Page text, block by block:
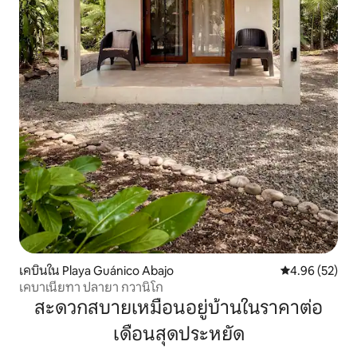
เคบินใน Playa Guánico Abajo คะแนนเฉลี่ย
4.96 (52)
เคบาเนียทา ปลายา กวานิโก
สะดวกสบายเหมือนอยู่บ้านในราคาต่อ
เดือนสุดประหยัด